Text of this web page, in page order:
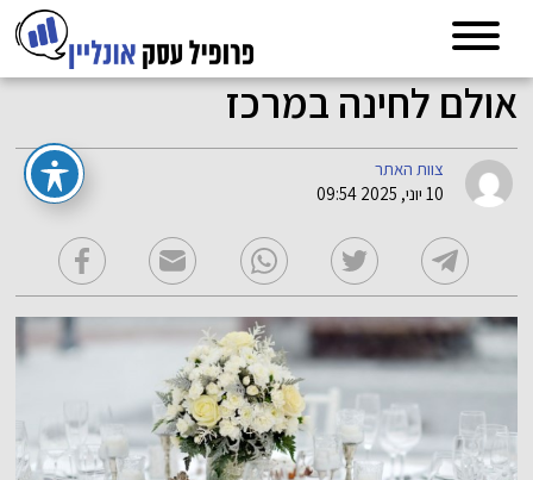
אולם לחינה במרכז
צוות האתר
10 יוני, 2025 09:54